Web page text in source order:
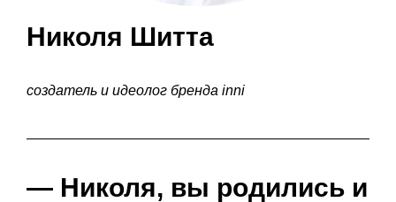
Николя Шитта
создатель и идеолог бренда inni
— Николя, вы родились и